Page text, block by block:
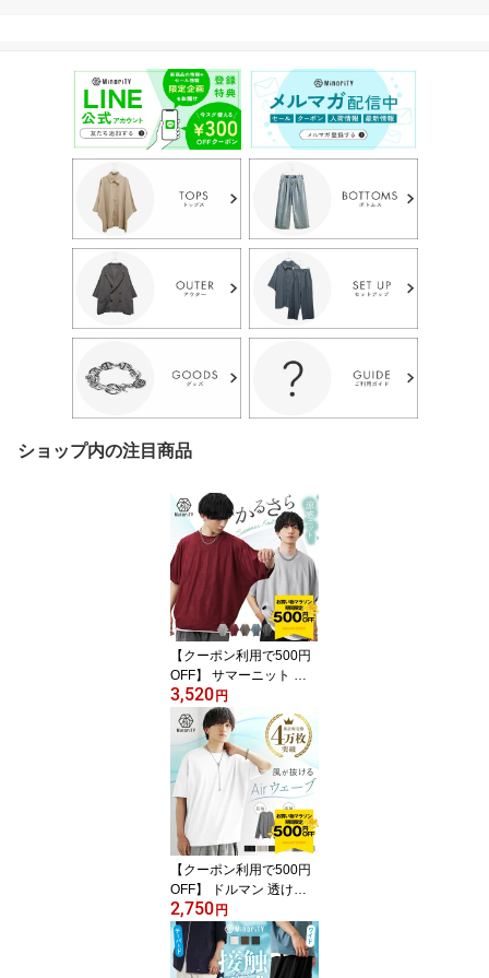
ショップ内の注目商品
【クーポン利用で500円
OFF】 サマーニット メ
ンズ 半袖 夏服 メンズ ド
ルマン ニット ユニセッ
クス レディース 半袖 ド
ルマンスリーブ 5分袖 ト
ップス メンズ 夏 クルー
ネック オーバーサイズ
ビッグシルエット サマー
セーター ブルー 韓国フ
ァッション メンズファッ
ション
3,520円
【クーポン利用で500円
OFF】 ドルマン 透けな
い 毛玉防止 Tシャツ メン
ズ 夏 半袖 汗染み防止 tシ
ャツ オーバーサイズ Tシ
ャツ 無地 ユニセックス
2,750円